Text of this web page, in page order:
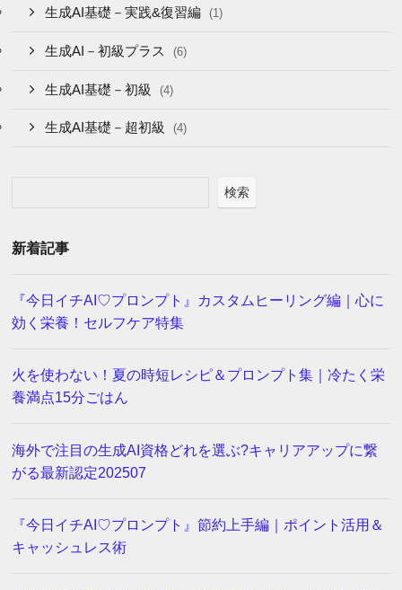
生成AI基礎－実践&復習編 (1)
生成AI－初級プラス (6)
生成AI基礎－初級 (4)
生成AI基礎－超初級 (4)
検索
新着記事
『今日イチAI♡プロンプト』カスタムヒーリング編｜心に
効く栄養！セルフケア特集
火を使わない！夏の時短レシピ＆プロンプト集｜冷たく栄
養満点15分ごはん
海外で注目の生成AI資格どれを選ぶ?キャリアアップに繋
がる最新認定202507
『今日イチAI♡プロンプト』節約上手編｜ポイント活用＆
キャッシュレス術